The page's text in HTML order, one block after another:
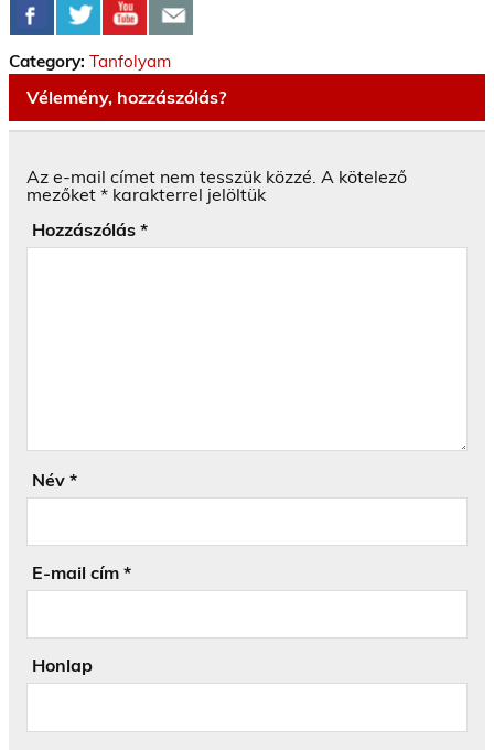
Category: Tanfolyam
Vélemény, hozzászólás?
Az e-mail címet nem tesszük közzé. A kötelező
mezőket * karakterrel jelöltük
Hozzászólás *
Név *
E-mail cím *
Honlap